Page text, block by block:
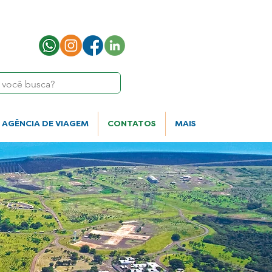
AGÊNCIA DE VIAGEM CONTATOS MAIS